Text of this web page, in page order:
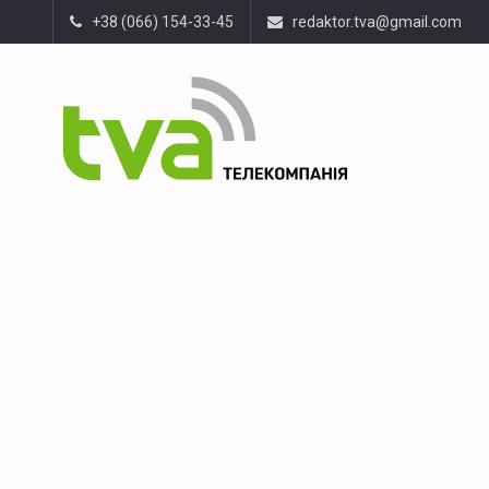
+38 (066) 154-33-45 redaktor.tva@gmail.com